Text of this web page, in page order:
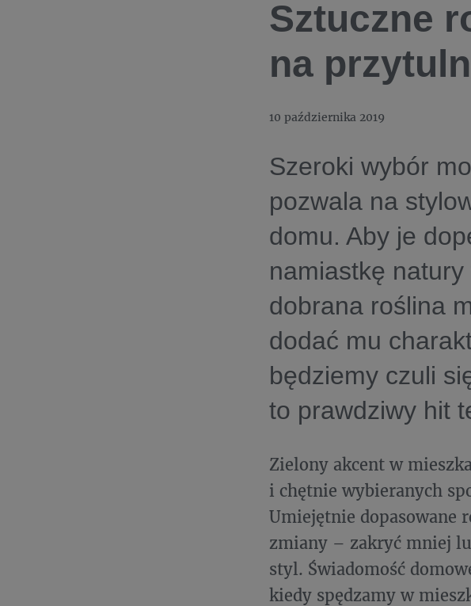
Sztuczne
na
10 października 2019
Szeroki wybór
pozwala na
domu. Aby je
namiastkę natury
dobrana roślina
dodać mu
będziemy czuli
to prawdziwy hit
Zielony akcent w
i chętnie wybieranych
Umiejętnie dopasowane
zmiany – zakryć mniej
styl. Świadomość
kiedy spędzamy w